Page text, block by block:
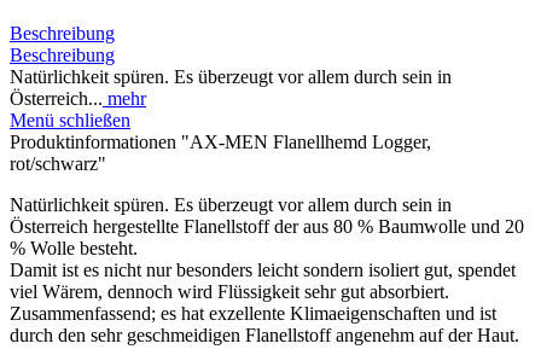
Beschreibung
Beschreibung
Natürlichkeit spüren. Es überzeugt vor allem durch sein in
Österreich... mehr
Menü schließen
Produktinformationen "AX-MEN Flanellhemd Logger,
rot/schwarz"
Natürlichkeit spüren. Es überzeugt vor allem durch sein in
Österreich hergestellte Flanellstoff der aus 80 % Baumwolle und 20
% Wolle besteht.
Damit ist es nicht nur besonders leicht sondern isoliert gut, spendet
viel Wärem, dennoch wird Flüssigkeit sehr gut absorbiert.
Zusammenfassend; es hat exzellente Klimaeigenschaften und ist
durch den sehr geschmeidigen Flanellstoff angenehm auf der Haut.